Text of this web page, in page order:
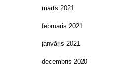
marts 2021
februāris 2021
janvāris 2021
decembris 2020